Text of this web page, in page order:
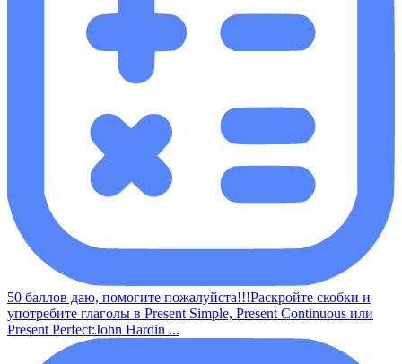
50 баллов даю, помогите пожалуйста!!!Раскройте скобки и
употребите глаголы в Present Simple, Present Continuous или
Present Perfect:John Hardin ...